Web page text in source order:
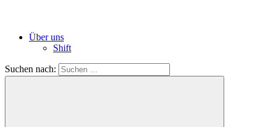
Über uns
Shift
Suchen nach: